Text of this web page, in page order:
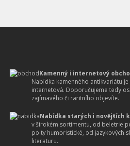
Kamenný i internetový
Nabídka kamenného antikvariátu je
internetová. Doporučujeme tedy
zajímavého či raritního objevíte.
Nabídka starých i novějších
v širokém sortimentu, od beletrie
po ty humoristické, od jazykových
literaturu.